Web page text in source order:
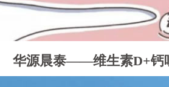
华源晨泰——维生素D+钙